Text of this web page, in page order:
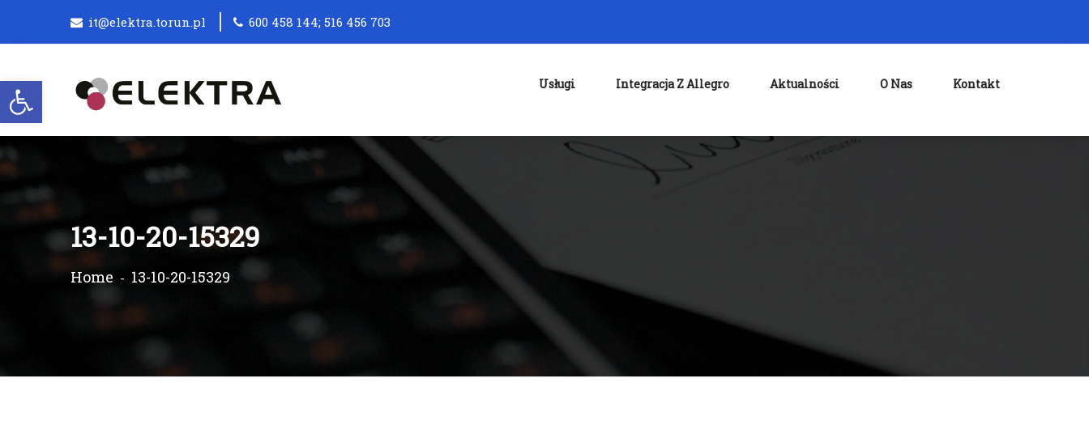
Otwórz pasek narzędzi
it@elektra.torun.pl 600 458 144; 516 456 703
Usługi Integracja Z Allegro Aktualności O Nas Kontakt
13-10-20-15329
Home 13-10-20-15329